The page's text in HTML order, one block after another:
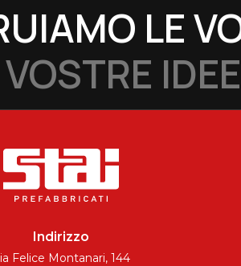
LE
IDEE
Indirizzo
Felice Montanari, 144